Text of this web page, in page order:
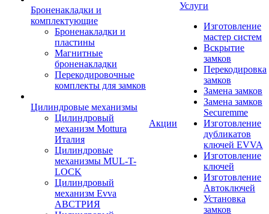
Броненакладки и
комплектующие
Броненакладки и
пластины
Магнитные
броненакладки
Перекодировочные
комплекты для замков
Цилиндровые механизмы
Цилиндровый
механизм Mottura
Италия
Цилиндровые
механизмы MUL-T-
LOCK
Цилиндровый
механизм Evva
АВСТРИЯ
Акции
Услуги
Изготовление
мастер систем
Вскрытие
замков
Перекодировка
замков
Замена замков
Замена замков
Securemme
Изготовление
дубликатов
ключей EVVA
Изготовление
ключей
Изготовление
Автоключей
Установка
замков